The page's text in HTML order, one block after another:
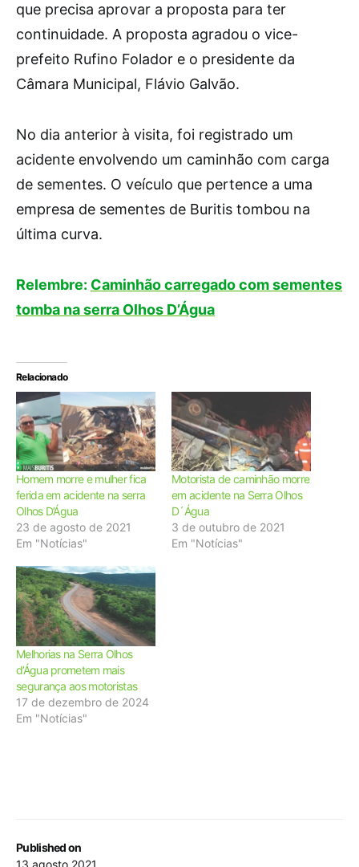
Published on
13 agosto 2021
que precisa aprovar a proposta para ter
continuidade. A proposta agradou o vice-
prefeito Rufino Folador e o presidente da
Câmara Municipal, Flávio Galvão.
No dia anterior à visita, foi registrado um
acidente envolvendo um caminhão com carga
de sementes. O veículo que pertence a uma
empresa de sementes de Buritis tombou na
última curva.
Relembre: Caminhão carregado com sementes
tomba na serra Olhos D’Água
Relacionado
Homem morre e mulher fica
ferida em acidente na serra
Olhos D’Água
23 de agosto de 2021
Em "Notícias"
Motorista de caminhão morre
em acidente na Serra Olhos
D´Água
3 de outubro de 2021
Em "Notícias"
Melhorias na Serra Olhos
d’Água prometem mais
segurança aos motoristas
17 de dezembro de 2024
Em "Notícias"